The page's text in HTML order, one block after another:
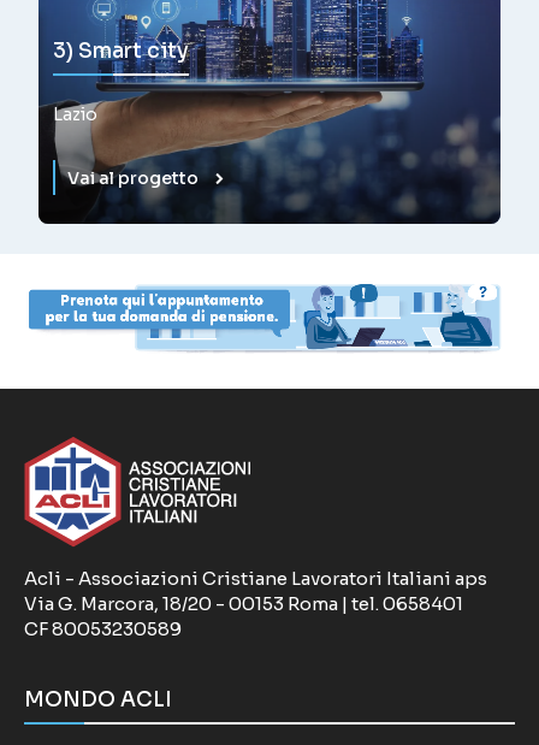
3) Smart city
Lazio
Vai al progetto
Acli - Associazioni Cristiane Lavoratori Italiani aps
Via G. Marcora, 18/20 - 00153 Roma | tel. 0658401
CF 80053230589
MONDO ACLI